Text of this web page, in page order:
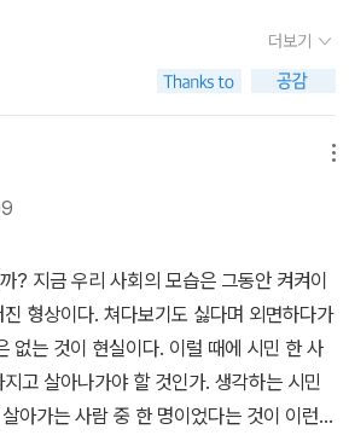
하는 시민을 ‘눈부처-주체’로 명명한다. 눈
있듯이 ‘상대방의 눈동자에 비친 내 모습’이
을 가지고 가까이 가서 눈을 마주치며 하
서 그들과 공존하려는 마음을 길러야 한다
교육’ 등 공감의 능력을 학습하고 개발하는
글에서 드러나는 8명 저자들의 뚜렷한 개
근한 설득력에 있다. 우리밀살리기운동으
생을 노동·자치·생명·평화에 기초한 사회
내세우는 가치는 쉽고 소박하다. 밥의 소
는 밥 한 그릇의 이치를 알면 만사(萬事를)
서 아이들이 잘 되기를 바라는 것은 새빨
면,그럴 때 조금 여유를 가질 수 있으리라.신
을 조금 버릴 수도 있겠다. 교육의 그물망.
니라,모든 개체들이 동등하고 유기적인 관
망.이 그물망 속에서는 그물코가 동등(3
의 고민은 다른 사람보다 실질적이다.가르
망의 의미를 확장시켜인간 관계의 확산을
랑시에르는 <무지한 스승>에서 무지보다
이 자신을 무시하고...사람은 누구나 평등
는 것.(39) 진정한 의미에서 무지한 스승은
뢰하고 그 잠재력이 특정 시기와 환경에
다는 사실을 받아들이는 사람.(46) 무지한
체하면서 무시하는 사람은 스승이 아니다.
더보기
? 지금 우리 사회의 모습은 그동안 켜켜이
형상이다. 쳐다보기도 싫다며 외면하다가
없는 것이 현실이다. 이럴 때에 시민 한 사
고 살아나가야 할 것인가. 생각하는 시민
아가는 사람 중 한 명이었다는 것이 이런